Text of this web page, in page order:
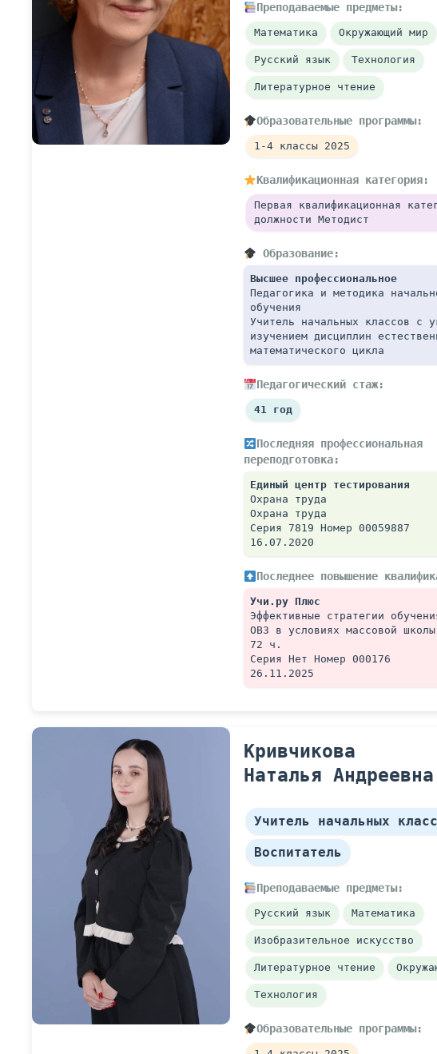
Преподаваемые предметы:
Математика Окружающий мир
Русский язык Технология
Литературное чтение
Образовательные программы:
1-4 классы 2025
Квалификационная категория:
Первая квалификационная
должности Методист
Образование:
Высшее профессиональное
Педагогика и методика
обучения
Учитель начальных классов с
изучением дисциплин
математического цикла
Педагогический стаж:
41 год
Последняя профессиональная
переподготовка:
Единый центр тестирования
Охрана труда
Охрана труда
Серия 7819 Номер 00059887
16.07.2020
Последнее повышение
Учи.ру Плюс
Эффективные стратегии
ОВЗ в условиях массовой школы
72 ч.
Серия Нет Номер 000176
26.11.2025
Кривчикова
Наталья Андреевна
Учитель начальных
Воспитатель
Преподаваемые предметы:
Русский язык Математика
Изобразительное искусство
Литературное чтение
Технология
Образовательные программы: